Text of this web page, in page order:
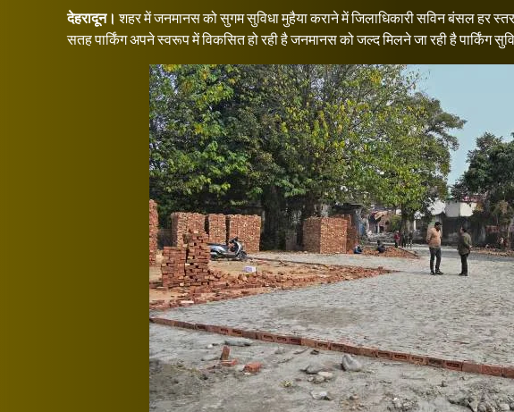
देहरादून। शहर में जनमानस को सुगम सुविधा मुहैया कराने में जिलाधिकारी सविन बंसल हर
सतह पार्किंग अपने स्वरूप में विकसित हो रही है जनमानस को जल्द मिलने जा रही है पार्किंग